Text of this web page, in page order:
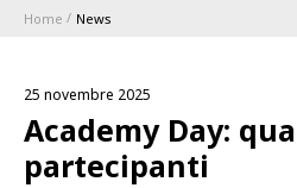
1896
Home News
25 novembre 2025
Academy Day:
partecipanti